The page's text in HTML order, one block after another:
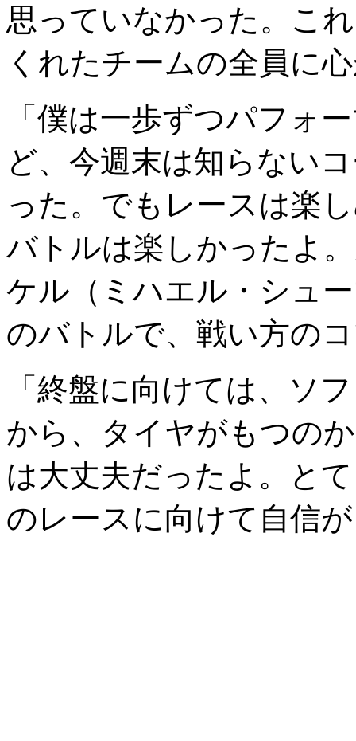
思っていなかった。こ
くれたチームの全員に
「僕は一歩ずつパフォ
ど、今週末は知らない
った。でもレースは楽
バトルは楽しかったよ
ケル（ミハエル・シュ
のバトルで、戦い方の
「終盤に向けては、ソ
から、タイヤがもつの
は大丈夫だったよ。と
のレースに向けて自信